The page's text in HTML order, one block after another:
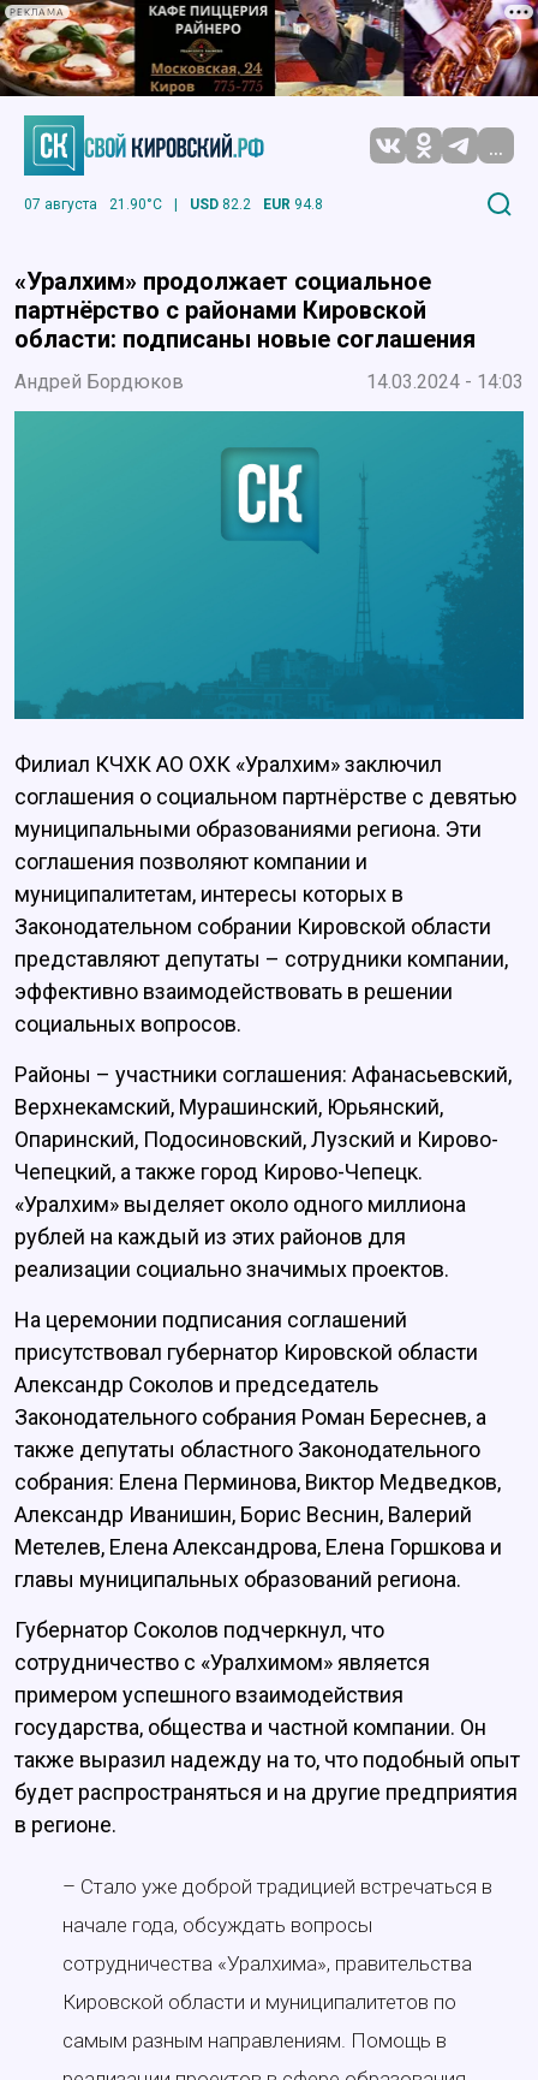
РЕКЛАМА
...
07 августа 21.90°C | USD 82.2 EUR 94.8
«Уралхим» продолжает социальное
партнёрство с районами Кировской
области: подписаны новые соглашения
Андрей Бордюков 14.03.2024 - 14:03
Филиал КЧХК АО ОХК «Уралхим» заключил
соглашения о социальном партнёрстве с девятью
муниципальными образованиями региона. Эти
соглашения позволяют компании и
муниципалитетам, интересы которых в
Законодательном собрании Кировской области
представляют депутаты – сотрудники компании,
эффективно взаимодействовать в решении
социальных вопросов.
Районы – участники соглашения: Афанасьевский,
Верхнекамский, Мурашинский, Юрьянский,
Опаринский, Подосиновский, Лузский и Кирово-
Чепецкий, а также город Кирово-Чепецк.
«Уралхим» выделяет около одного миллиона
рублей на каждый из этих районов для
реализации социально значимых проектов.
На церемонии подписания соглашений
присутствовал губернатор Кировской области
Александр Соколов и председатель
Законодательного собрания Роман Береснев, а
также депутаты областного Законодательного
собрания: Елена Перминова, Виктор Медведков,
Александр Иванишин, Борис Веснин, Валерий
Метелев, Елена Александрова, Елена Горшкова и
главы муниципальных образований региона.
Губернатор Соколов подчеркнул, что
сотрудничество с «Уралхимом» является
примером успешного взаимодействия
государства, общества и частной компании. Он
также выразил надежду на то, что подобный опыт
будет распространяться и на другие предприятия
в регионе.
– Стало уже доброй традицией встречаться в
начале года, обсуждать вопросы
сотрудничества «Уралхима», правительства
Кировской области и муниципалитетов по
самым разным направлениям. Помощь в